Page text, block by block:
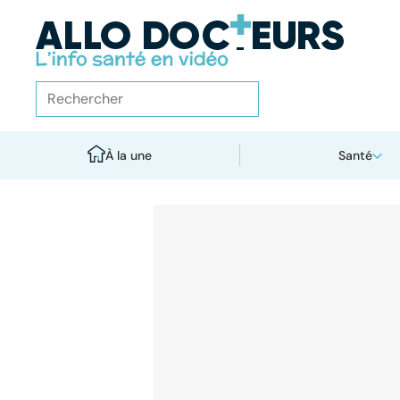
À la une Santé